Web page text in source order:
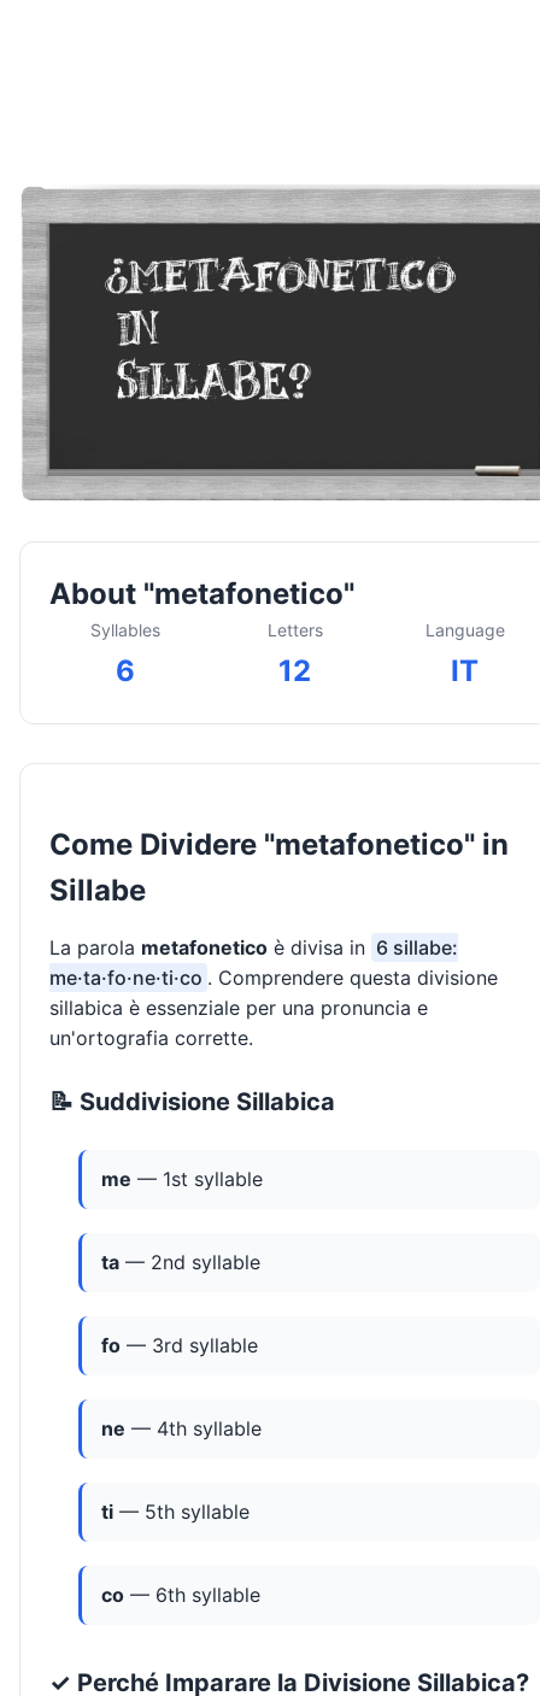
About "metafonetico"
Syllables
6
Letters
12
Language
IT
Come Dividere "metafonetico" in
Sillabe
La parola metafonetico è divisa in 6 sillabe:
me·ta·fo·ne·ti·co . Comprendere questa divisione
sillabica è essenziale per una pronuncia e
un'ortografia corrette.
📝 Suddivisione Sillabica
me — 1st syllable
ta — 2nd syllable
fo — 3rd syllable
ne — 4th syllable
ti — 5th syllable
co — 6th syllable
✓ Perché Imparare la Divisione Sillabica?